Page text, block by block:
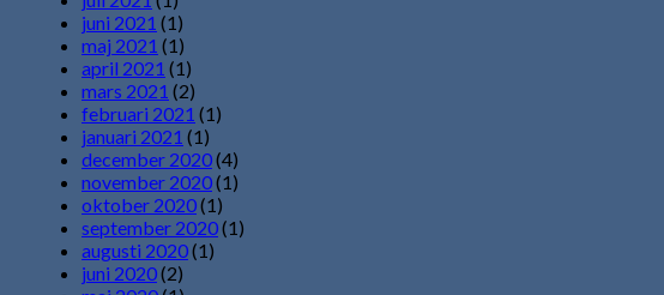
juni 2021 (1)
maj 2021 (1)
april 2021 (1)
mars 2021 (2)
februari 2021 (1)
januari 2021 (1)
december 2020(4)
november 2020(1)
oktober 2020(1)
september 2020(1)
augusti 2020(1)
juni 2020(2)